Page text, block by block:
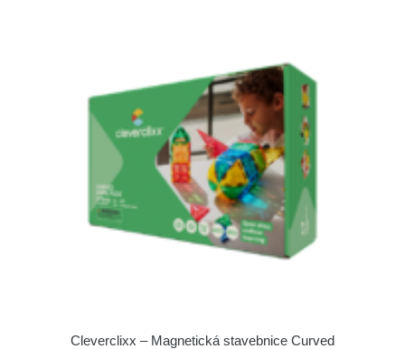
Cleverclixx – Magnetická stavebnice Curved